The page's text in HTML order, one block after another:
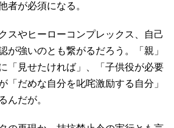
者が必須になる。
スやヒーローコンプレックス、自己
が強いのとも繋がるだろう。「親」
「見せたければ」、「子供役が必要
「だめな自分を叱咤激励する自分」
んだが。